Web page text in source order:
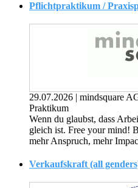
29.07.2026 | mindsquare
Praktikum
Wenn du glaubst, dass
gleich ist. Free your mind!
mehr Anspruch, mehr
Verkaufskraft (all